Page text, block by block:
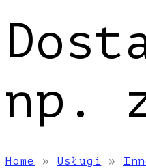
np.
Home » Usługi »